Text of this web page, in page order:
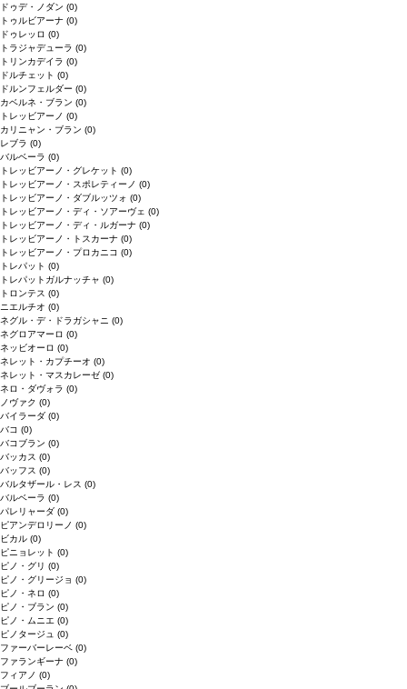
ドゥデ・ノダン (0)
トゥルビアーナ (0)
ドゥレッロ (0)
トラジャデューラ (0)
トリンカデイラ (0)
ドルチェット (0)
ドルンフェルダー (0)
カベルネ・ブラン (0)
トレッビアーノ (0)
カリニャン・ブラン (0)
レブラ (0)
バルベーラ (0)
トレッビアーノ・グレケット (0)
トレッビアーノ・スポレティーノ (0)
トレッビアーノ・ダブルッツォ (0)
トレッビアーノ・ディ・ソアーヴェ (0)
トレッビアーノ・ディ・ルガーナ (0)
トレッビアーノ・トスカーナ (0)
トレッビアーノ・プロカニコ (0)
トレパット (0)
トレパットガルナッチャ (0)
トロンテス (0)
ニエルチオ (0)
ネグル・デ・ドラガシャニ (0)
ネグロアマーロ (0)
ネッビオーロ (0)
ネレット・カプチーオ (0)
ネレット・マスカレーゼ (0)
ネロ・ダヴォラ (0)
ノヴァク (0)
バイラーダ (0)
バコ (0)
バコブラン (0)
バッカス (0)
バッフス (0)
バルタザール・レス (0)
バルベーラ (0)
パレリャーダ (0)
ピアンデロリーノ (0)
ビカル (0)
ピニョレット (0)
ピノ・グリ (0)
ピノ・グリージョ (0)
ピノ・ネロ (0)
ピノ・ブラン (0)
ピノ・ムニエ (0)
ピノタージュ (0)
ファーバーレーベ (0)
ファランギーナ (0)
フィアノ (0)